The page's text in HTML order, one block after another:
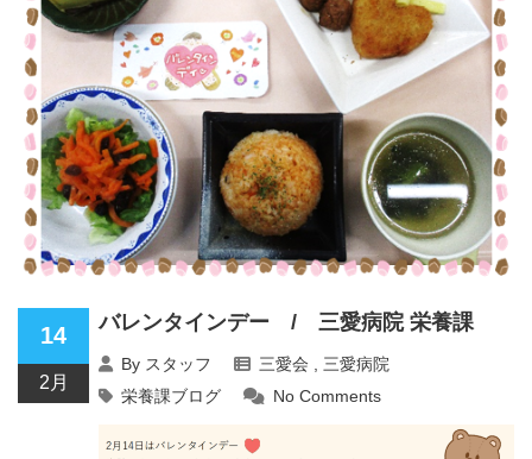
14
2月
バレンタインデー / 三愛病院 栄養課
By スタッフ 三愛会
三愛病院
栄養課ブログ
No Comments